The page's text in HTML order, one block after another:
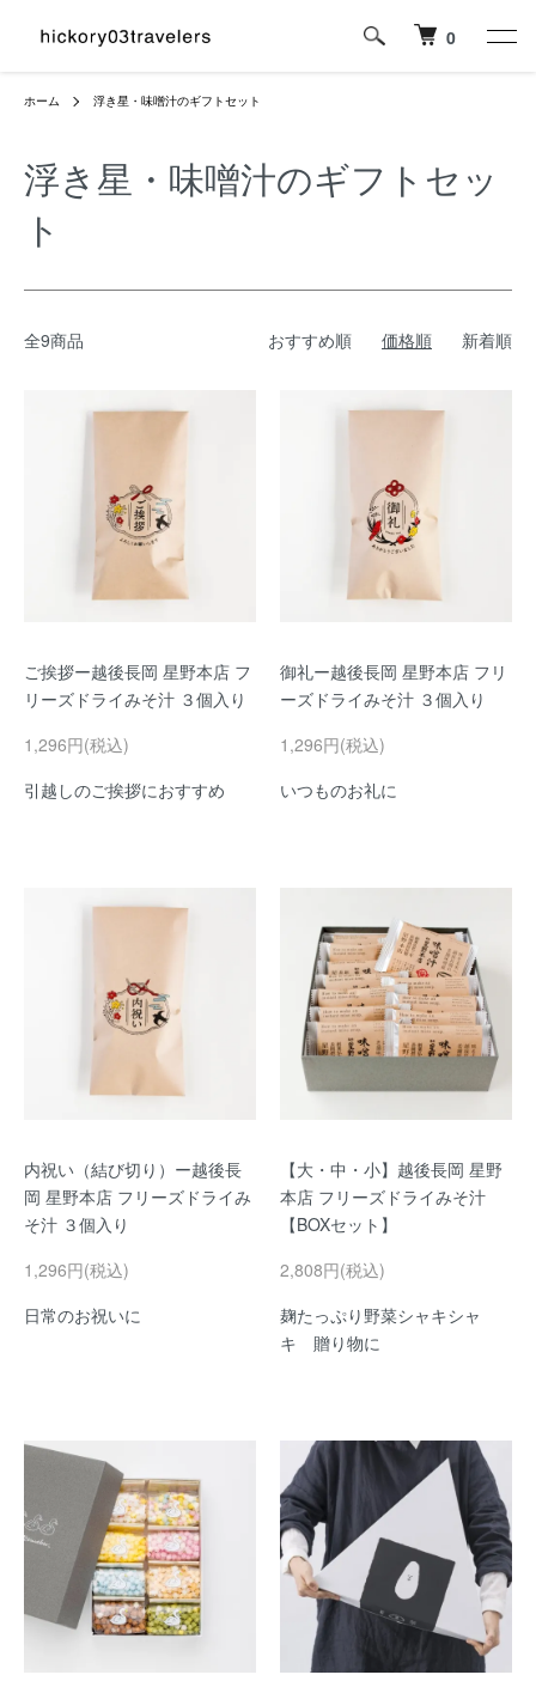
0
ホーム 浮き星・味噌汁のギフトセット
浮き星・味噌汁のギフトセッ
ト
全9商品 おすすめ順 価格順 新着順
ご挨拶ー越後長岡 星野本店 フ
リーズドライみそ汁 ３個入り
1,296円(税込)
引越しのご挨拶におすすめ
御礼ー越後長岡 星野本店 フリ
ーズドライみそ汁 ３個入り
1,296円(税込)
いつものお礼に
内祝い（結び切り）ー越後長
岡 星野本店 フリーズドライみ
そ汁 ３個入り
1,296円(税込)
日常のお祝いに
【大・中・小】越後長岡 星野
本店 フリーズドライみそ汁
【BOXセット】
2,808円(税込)
麹たっぷり野菜シャキシャ
キ 贈り物に